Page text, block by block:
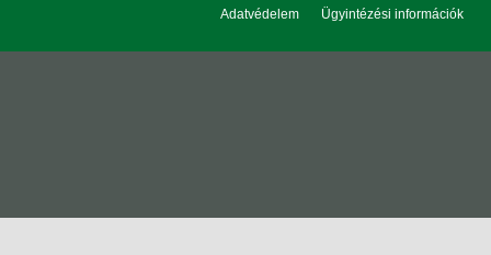
Adatvédelem Ügyintézési információk